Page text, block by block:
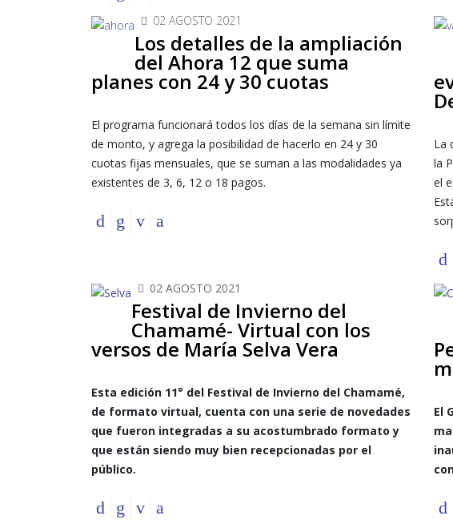
02 AGOSTO 2021
Los detalles de la ampliación
del Ahora 12 que suma
planes con 24 y 30 cuotas
El programa funcionará todos los días de la semana sin límite
de monto, y agrega la posibilidad de hacerlo en 24 y 30
cuotas fijas mensuales, que se suman a las modalidades ya
existentes de 3, 6, 12 o 18 pagos.
La
la
el
02 AGOSTO 2021
Festival de Invierno del
Chamamé- Virtual con los
versos de María Selva Vera
Esta edición 11° del Festival de Invierno del Chamamé,
de formato virtual, cuenta con una serie de novedades
que fueron integradas a su acostumbrado formato y
que están siendo muy bien recepcionadas por el
público.
El